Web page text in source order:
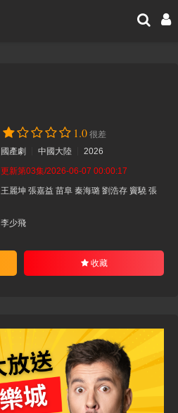
1.0 很差
國產劇 中國大陸
2026
更新第03集/2026-06-07 00:00:17
王麗坤 張嘉益 苗阜 秦海璐 劉浩存 竇驍 張
李少飛
收藏